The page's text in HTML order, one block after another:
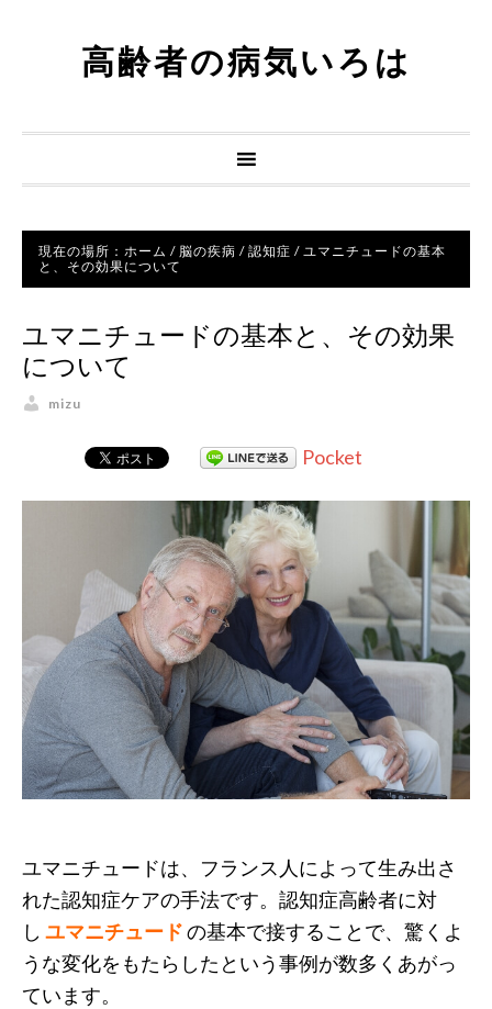
高齢者の病気いろは
現在の場所： ホーム / 脳の疾病 / 認知症 / ユマニチュードの基本
と、その効果について
ユマニチュードの基本と、その効果
について
mizu
Pocket
ユマニチュードは、フランス人によって生み出さ
れた認知症ケアの手法です。認知症高齢者に対
し ユマニチュードの基本で接することで、驚くよ
うな変化をもたらしたという事例が数多くあがっ
ています。